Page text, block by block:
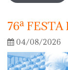
76ª
04/08/2026